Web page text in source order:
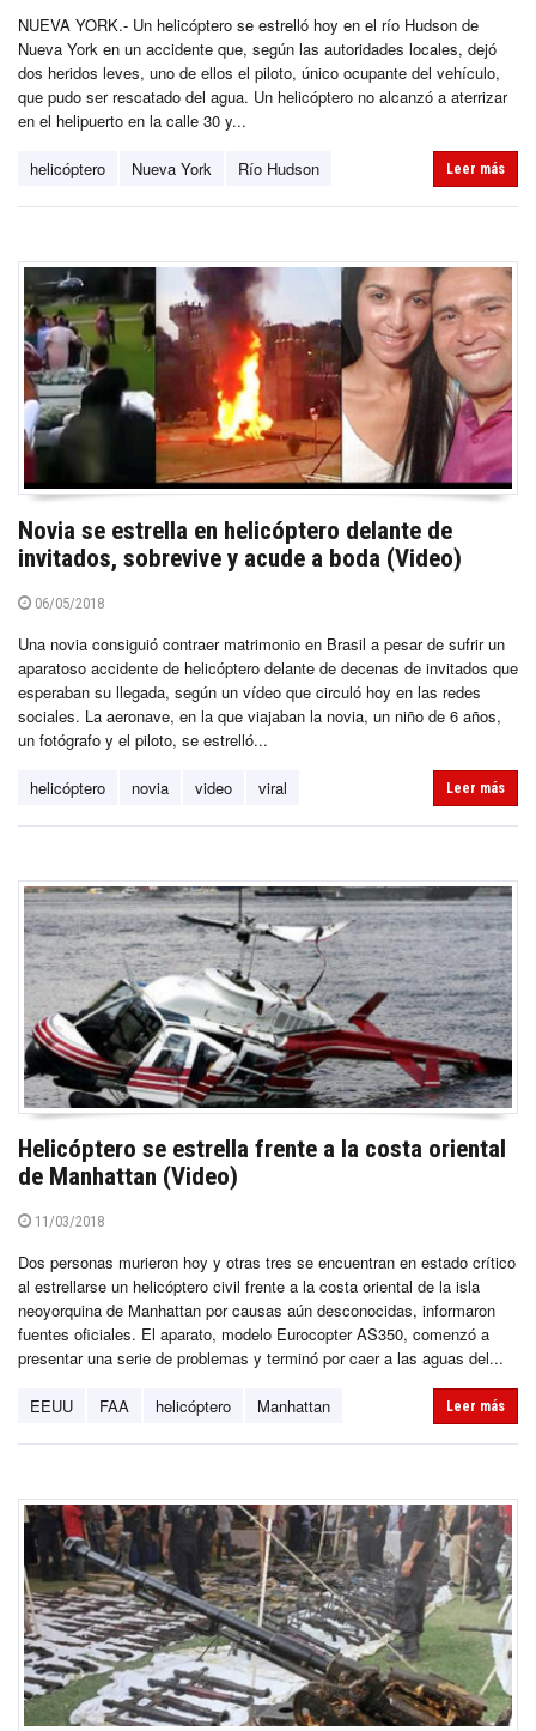
NUEVA YORK.- Un helicóptero se estrelló hoy en el río Hudson de
Nueva York en un accidente que, según las autoridades locales, dejó
dos heridos leves, uno de ellos el piloto, único ocupante del vehículo,
que pudo ser rescatado del agua. Un helicóptero no alcanzó a aterrizar
en el helipuerto en la calle 30 y...
helicóptero Nueva York Río Hudson Leer más
Novia se estrella en helicóptero delante de
invitados, sobrevive y acude a boda (Video)
06/05/2018
Una novia consiguió contraer matrimonio en Brasil a pesar de sufrir un
aparatoso accidente de helicóptero delante de decenas de invitados que
esperaban su llegada, según un vídeo que circuló hoy en las redes
sociales. La aeronave, en la que viajaban la novia, un niño de 6 años,
un fotógrafo y el piloto, se estrelló...
helicóptero novia video viral Leer más
Helicóptero se estrella frente a la costa oriental
de Manhattan (Video)
11/03/2018
Dos personas murieron hoy y otras tres se encuentran en estado crítico
al estrellarse un helicóptero civil frente a la costa oriental de la isla
neoyorquina de Manhattan por causas aún desconocidas, informaron
fuentes oficiales. El aparato, modelo Eurocopter AS350, comenzó a
presentar una serie de problemas y terminó por caer a las aguas del...
EEUU FAA helicóptero Manhattan Leer más